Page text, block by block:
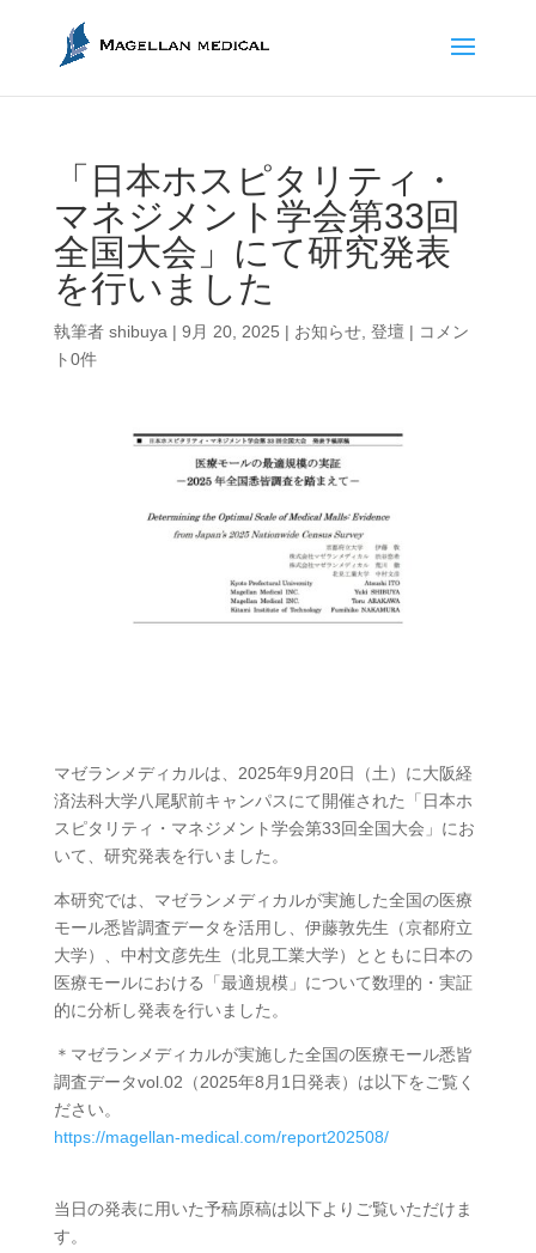
「日本ホスピタリティ・
マネジメント学会第33回
全国大会」にて研究発表
を行いました
執筆者 shibuya | 9月 20, 2025 | お知らせ, 登壇 | コメン
ト0件
マゼランメディカルは、2025年9月20日（土）に大阪経
済法科大学八尾駅前キャンパスにて開催された「日本ホ
スピタリティ・マネジメント学会第33回全国大会」にお
いて、研究発表を行いました。
本研究では、マゼランメディカルが実施した全国の医療
モール悉皆調査データを活用し、伊藤敦先生（京都府立
大学）、中村文彦先生（北見工業大学）とともに日本の
医療モールにおける「最適規模」について数理的・実証
的に分析し発表を行いました。
＊マゼランメディカルが実施した全国の医療モール悉皆
調査データvol.02（2025年8月1日発表）は以下をご覧く
ださい。
https://magellan-medical.com/report202508/
当日の発表に用いた予稿原稿は以下よりご覧いただけま
す。